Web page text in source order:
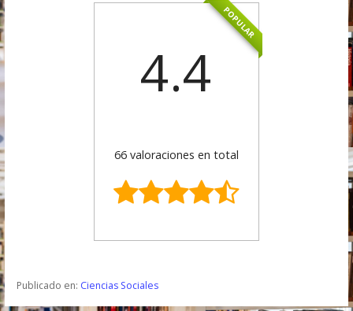
POPULAR
4.4
66 valoraciones en total
Publicado en: Ciencias Sociales